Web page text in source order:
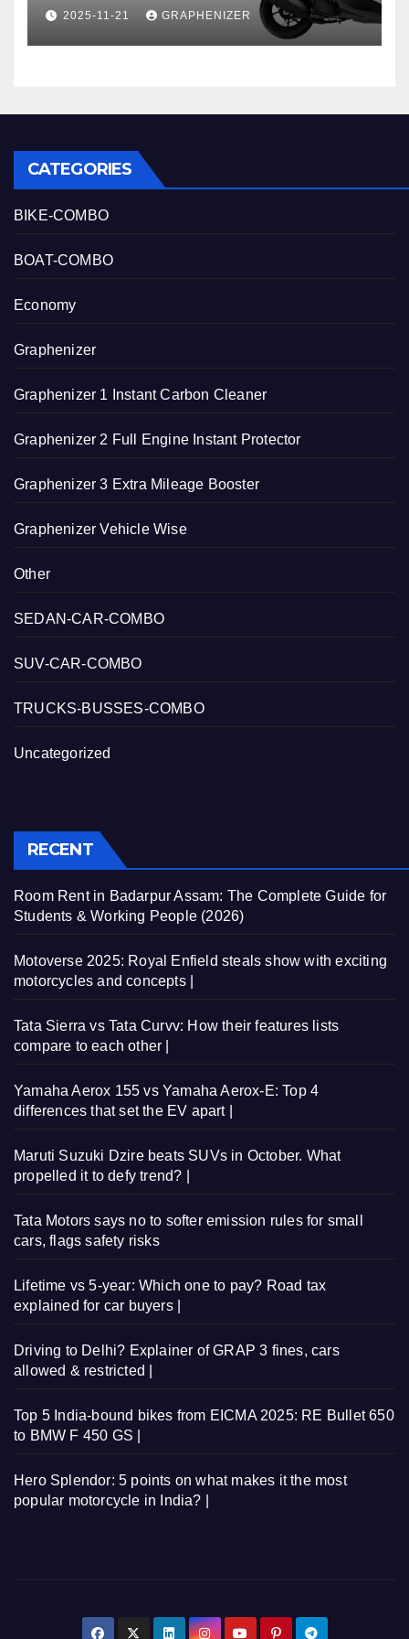
2025-11-21 GRAPHENIZER
CATEGORIES
BIKE-COMBO
BOAT-COMBO
Economy
Graphenizer
Graphenizer 1 Instant Carbon Cleaner
Graphenizer 2 Full Engine Instant Protector
Graphenizer 3 Extra Mileage Booster
Graphenizer Vehicle Wise
Other
SEDAN-CAR-COMBO
SUV-CAR-COMBO
TRUCKS-BUSSES-COMBO
Uncategorized
RECENT
Room Rent in Badarpur Assam: The Complete Guide for
Students & Working People (2026)
Motoverse 2025: Royal Enfield steals show with exciting
motorcycles and concepts |
Tata Sierra vs Tata Curvv: How their features lists
compare to each other |
Yamaha Aerox 155 vs Yamaha Aerox-E: Top 4
differences that set the EV apart |
Maruti Suzuki Dzire beats SUVs in October. What
propelled it to defy trend? |
Tata Motors says no to softer emission rules for small
cars, flags safety risks
Lifetime vs 5-year: Which one to pay? Road tax
explained for car buyers |
Driving to Delhi? Explainer of GRAP 3 fines, cars
allowed & restricted |
Top 5 India-bound bikes from EICMA 2025: RE Bullet 650
to BMW F 450 GS |
Hero Splendor: 5 points on what makes it the most
popular motorcycle in India? |